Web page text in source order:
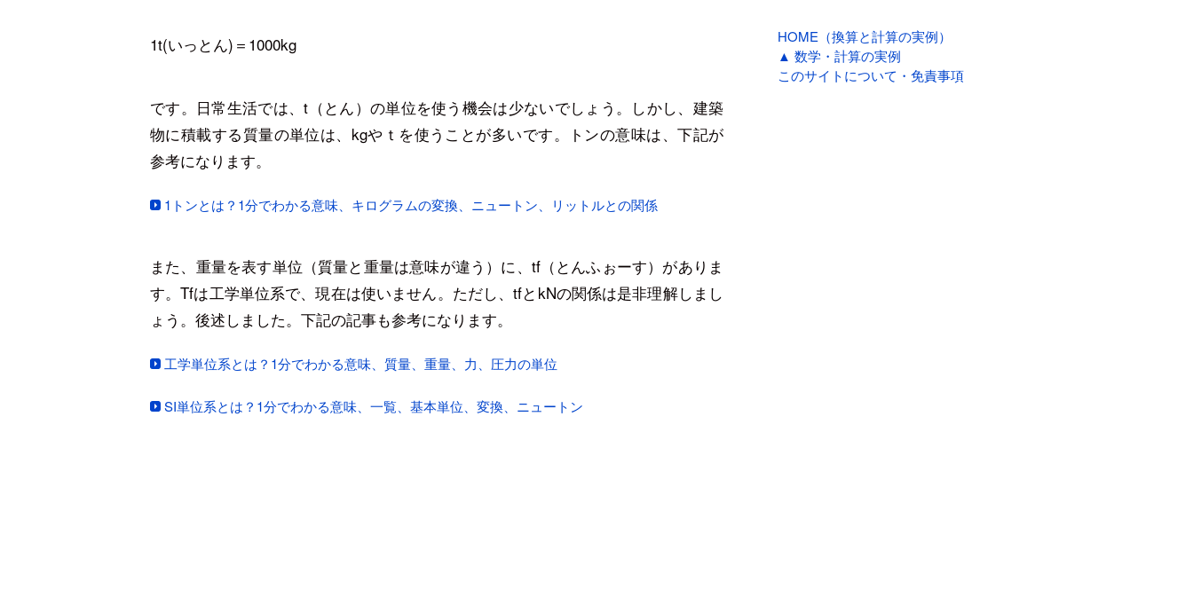
1t(いっとん)＝1000kg
です。日常生活では、t（とん）の単位を使う機会は少ないでしょう。しかし、建築
物に積載する質量の単位は、kgやｔを使うことが多いです。トンの意味は、下記が
参考になります。
1トンとは？1分でわかる意味、キログラムの変換、ニュートン、リットルとの関係
また、重量を表す単位（質量と重量は意味が違う）に、tf（とんふぉーす）がありま
す。Tfは工学単位系で、現在は使いません。ただし、tfとkNの関係は是非理解しまし
ょう。後述しました。下記の記事も参考になります。
工学単位系とは？1分でわかる意味、質量、重量、力、圧力の単位
SI単位系とは？1分でわかる意味、一覧、基本単位、変換、ニュートン
HOME（換算と計算の実例）
▲ 数学・計算の実例
このサイトについて・免責事項